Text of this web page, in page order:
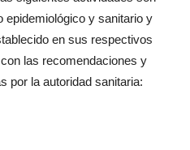
epidemiológico y sanitario y
en sus respectivos
las recomendaciones y
por la autoridad sanitaria: